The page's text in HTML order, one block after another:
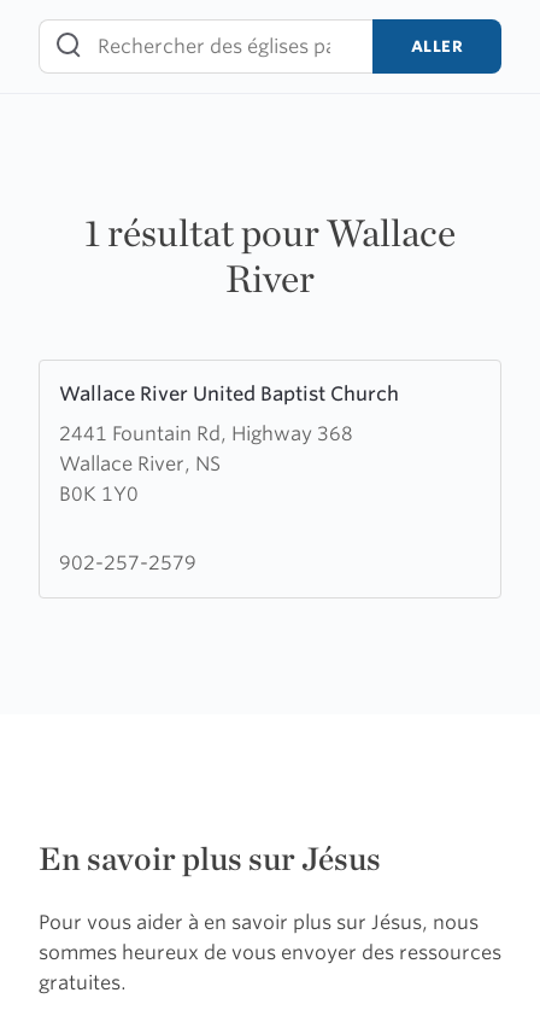
content
ALLER
1 résultat pour Wallace
River
Wallace River United Baptist Church
2441 Fountain Rd, Highway 368
Wallace River, NS
B0K 1Y0
more
about
Wallace
River
Baptist
902-257-2579
En savoir plus sur Jésus
Pour vous aider à en savoir plus sur Jésus, nous
sommes heureux de vous envoyer des ressources
gratuites.